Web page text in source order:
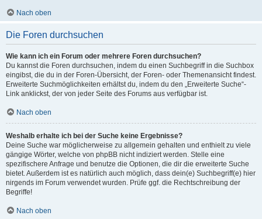
Nach oben
Die Foren durchsuchen
Wie kann ich ein Forum oder mehrere Foren durchsuchen?
Du kannst die Foren durchsuchen, indem du einen Suchbegriff in die Suchbox
eingibst, die du in der Foren-Übersicht, der Foren- oder Themenansicht findest.
Erweiterte Suchmöglichkeiten erhältst du, indem du den „Erweiterte Suche“-
Link anklickst, der von jeder Seite des Forums aus verfügbar ist.
Nach oben
Weshalb erhalte ich bei der Suche keine Ergebnisse?
Deine Suche war möglicherweise zu allgemein gehalten und enthielt zu viele
gängige Wörter, welche von phpBB nicht indiziert werden. Stelle eine
spezifischere Anfrage und benutze die Optionen, die dir die erweiterte Suche
bietet. Außerdem ist es natürlich auch möglich, dass dein(e) Suchbegriff(e) hier
nirgends im Forum verwendet wurden. Prüfe ggf. die Rechtschreibung der
Begriffe!
Nach oben